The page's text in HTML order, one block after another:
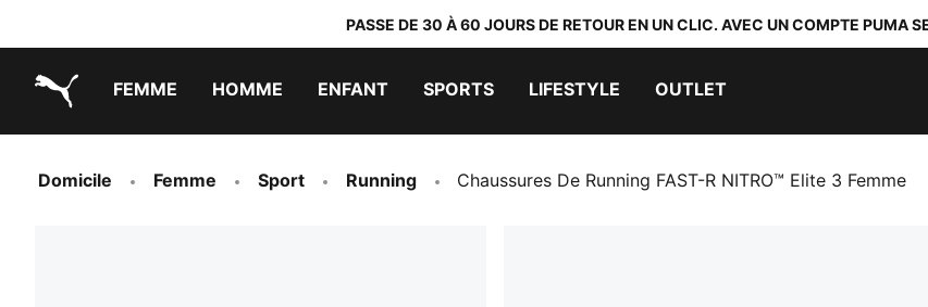
PASSE DE 30 À 60 JOURS DE RETOUR EN UN CLIC. AVEC UN COMPTE PUMA
FEMME HOMME ENFANT SPORTS LIFESTYLE OUTLET
Domicile Femme Sport Running Chaussures De Running FAST-R NITRO™ Elite 3 Femme